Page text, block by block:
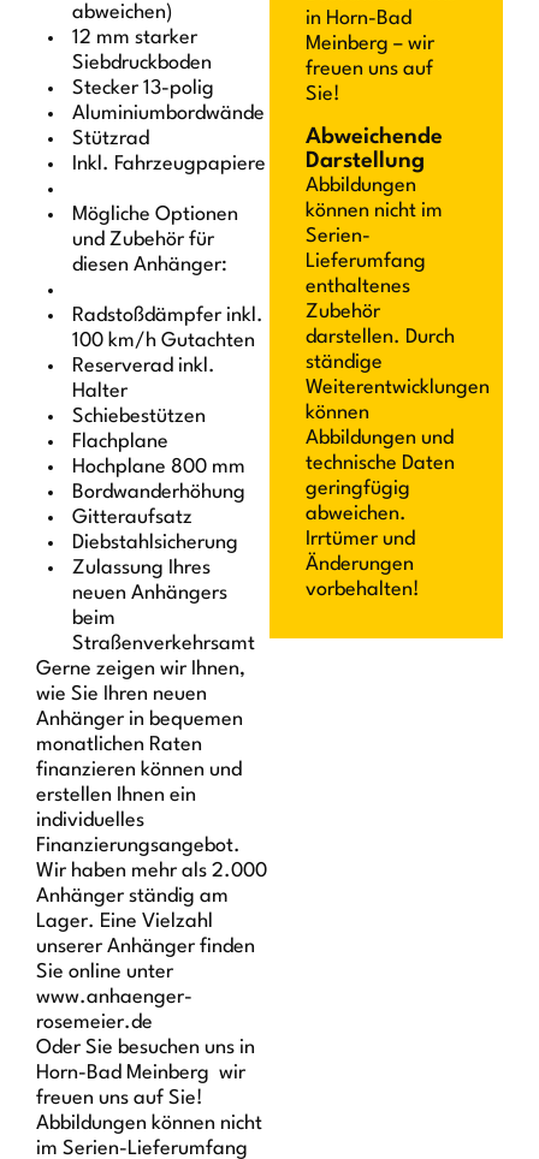
abweichen)
12 mm starker
Siebdruckboden
Stecker 13-polig
Aluminiumbordwände
Stützrad
Inkl. Fahrzeugpapiere
Mögliche Optionen
und Zubehör für
diesen Anhänger:
Radstoßdämpfer inkl.
100 km/h Gutachten
Reserverad inkl.
Halter
Schiebestützen
Flachplane
Hochplane 800 mm
Bordwanderhöhung
Gitteraufsatz
Diebstahlsicherung
Zulassung Ihres
neuen Anhängers
beim
Straßenverkehrsamt
Gerne zeigen wir Ihnen,
wie Sie Ihren neuen
Anhänger in bequemen
monatlichen Raten
finanzieren können und
erstellen Ihnen ein
individuelles
Finanzierungsangebot.
Wir haben mehr als 2.000
Anhänger ständig am
Lager. Eine Vielzahl
unserer Anhänger finden
Sie online unter
www.anhaenger-
rosemeier.de
Oder Sie besuchen uns in
Horn-Bad Meinberg  wir
freuen uns auf Sie!
Abbildungen können nicht
im Serien-Lieferumfang
in Horn-Bad
Meinberg – wir
freuen uns auf
Sie!
Abweichende
Darstellung
Abbildungen
können nicht im
Serien-
Lieferumfang
enthaltenes
Zubehör
darstellen. Durch
ständige
Weiterentwicklungen
können
Abbildungen und
technische Daten
geringfügig
abweichen.
Irrtümer und
Änderungen
vorbehalten!